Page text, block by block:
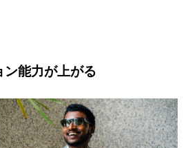
ン能力が上がる